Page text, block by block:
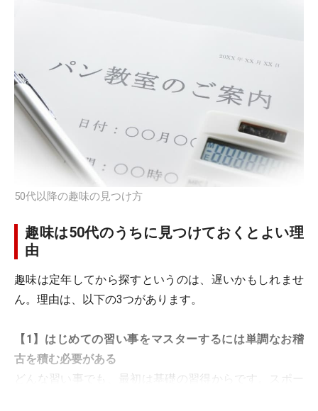
50代以降の趣味の見つけ方
趣味は50代のうちに見つけておくとよい理
由
趣味は定年してから探すというのは、遅いかもしれませ
ん。理由は、以下の3つがあります。
【1】はじめての習い事をマスターするには単調なお稽
古を積む必要がある
どんな習い事でも、最初は基礎の習得からです。スポー